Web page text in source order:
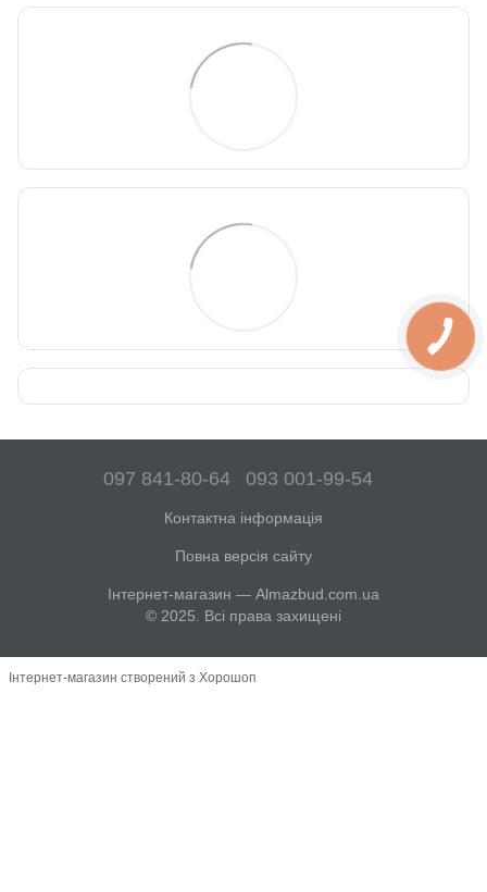
097 841-80-64 093 001-99-54
Контактна інформація
Повна версія сайту
Інтернет-магазин — Almazbud.com.ua
© 2025. Всі права захищені
Інтернет-магазин створений з Хорошоп